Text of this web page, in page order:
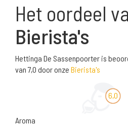
Het oordeel
Bierista's
Hettinga De Sassenpoorter is
van 7,0 door onze Bierista's
6,0
Aroma